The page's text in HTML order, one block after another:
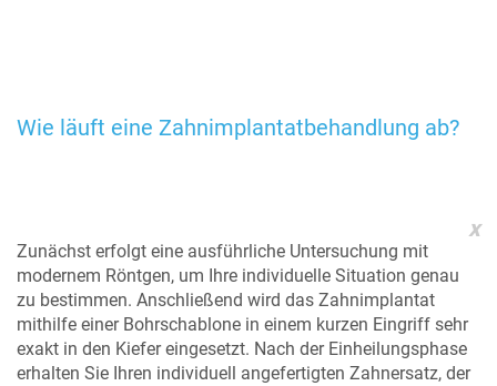
Wie läuft eine Zahnimplantatbehandlung ab?
x
Zunächst erfolgt eine ausführliche Untersuchung mit
modernem Röntgen, um Ihre individuelle Situation genau
zu bestimmen. Anschließend wird das Zahnimplantat
mithilfe einer Bohrschablone in einem kurzen Eingriff sehr
exakt in den Kiefer eingesetzt. Nach der Einheilungsphase
erhalten Sie Ihren individuell angefertigten Zahnersatz, der